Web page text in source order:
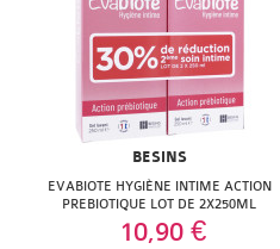
BESINS
EVABIOTE HYGIÈNE INTIME ACTION
PREBIOTIQUE LOT DE 2X250ML
10,90 €